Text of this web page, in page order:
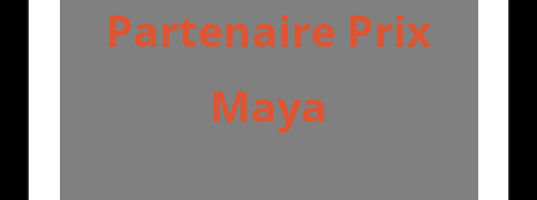
Partenaire Prix
Maya